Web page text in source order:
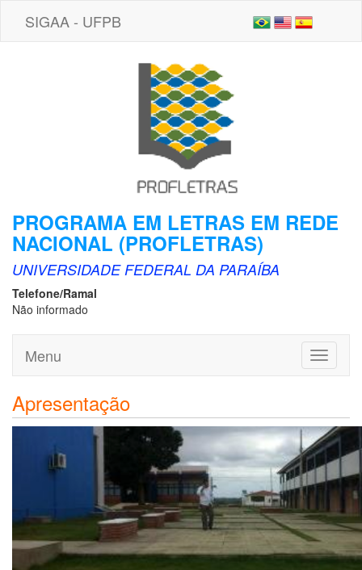
SIGAA - UFPB
PROGRAMA EM LETRAS EM REDE
NACIONAL (PROFLETRAS)
UNIVERSIDADE FEDERAL DA PARAÍBA
Telefone/Ramal
Não informado
Toggle
Menu
Apresentação